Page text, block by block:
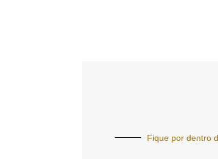
Fique por dentro